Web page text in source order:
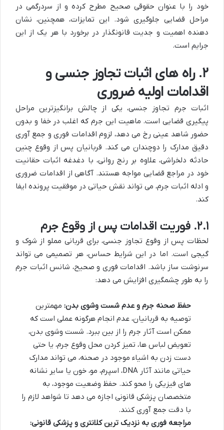
خود را با عنوان حقوقی صحیح مطرح کرده و از سردرگمی در
مراحل قضایی جلوگیری شود. این تمایزات، همچنین، نشان
دهنده اهمیت و جدیت قانونگذار در برخورد با هر یک از این
جرایم است.
۲. راه های اثبات تجاوز جنسی و
اقدامات اولیه ضروری
اثبات جرم تجاوز جنسی، یکی از چالش برانگیزترین مراحل
پیگیری قضایی است. ماهیت این جرم که اغلب در خفا و بدون
حضور شاهد عینی رخ می دهد، لزوم اقدامات فوری و جمع آوری
دقیق مدارک را دوچندان می کند. قربانیان پس از وقوع چنین
حادثه دلخراشی، علاوه بر رنج روانی، با دغدغه اثبات حقانیت
خود در مراجع قضایی مواجه هستند. آگاهی از اقدامات ضروری
و ادله اثبات جرم، می تواند نقش حیاتی در موفقیت پرونده ایفا
کند.
۲.۱. فوریت اقدامات پس از وقوع جرم
لحظات پس از وقوع تجاوز جنسی، برای قربانی مملو از شوک و
گیجی است. اما در این شرایط حساس، هر تصمیمی می تواند
سرنوشت ساز باشد. اقدامات فوری و صحیح، شانس اثبات جرم
را به طور چشمگیری افزایش می دهد:
حفظ صحنه جرم و عدم شست وشوی بدن: مهمترین
توصیه به قربانیان، عدم انجام هرگونه عملی است که
ممکن است آثار جرم را از بین ببرد. شست وشوی بدن،
تعویض لباس ها، تمیز کردن محل وقوع جرم، یا حتی
دست زدن به اشیاء موجود در صحنه، می تواند مدارک
حیاتی مانند آثار DNA، اسپرم، مو، خون یا سایر نشانه
های فیزیکی را محو کند. حفظ وضعیت موجود، به
متخصصان پزشکی قانونی اجازه می دهد تا شواهد لازم را
با دقت جمع آوری کنند.
مراجعه فوری به نزدیک ترین کلانتری و پزشکی قانونی: